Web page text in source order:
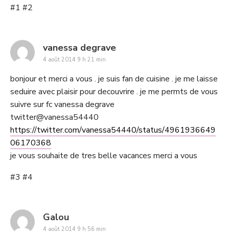
#1 #2
vanessa degravesays:
4 août 2014 9 h 21 min
bonjour et merci a vous . je suis fan de cuisine . je me laisse
seduire avec plaisir pour decouvrire . je me permts de vous
suivre sur fc vanessa degrave
twitter@vanessa54440
https://twitter.com/vanessa54440/status/4961936649
06170368
je vous souhaite de tres belle vacances merci a vous
#3 #4
Galousays:
4 août 2014 9 h 56 min